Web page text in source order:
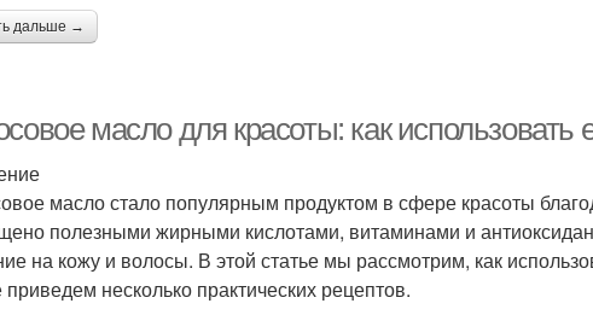
дальше →
масло для красоты: как использовать
масло стало популярным продуктом в сфере красоты
полезными жирными кислотами, витаминами и
на кожу и волосы. В этой статье мы рассмотрим, как
приведем несколько практических рецептов.